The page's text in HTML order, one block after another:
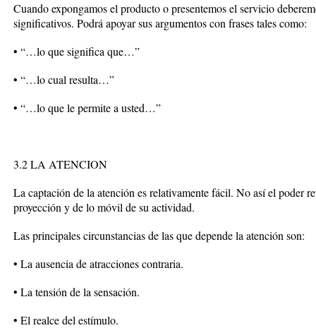
Cuando expongamos el producto o presentemos el servicio
significativos. Podrá apoyar sus argumentos con frases tales como:
• “…lo que significa que…”
• “…lo cual resulta…”
• “…lo que le permite a usted…”
3.2 LA ATENCION
La captación de la atención es relativamente fácil. No así el poder
proyección y de lo móvil de su actividad.
Las principales circunstancias de las que depende la atención son:
• La ausencia de atracciones contraria.
• La tensión de la sensación.
• El realce del estímulo.